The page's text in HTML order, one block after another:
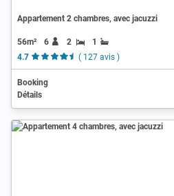
Appartement 2 chambres, avec jacuzzi
56m² 6 2
1
4.7
( 127 avis )
Booking
Détails